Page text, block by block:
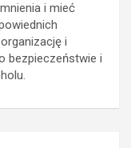
i mieć
i
bezpieczeństwie i